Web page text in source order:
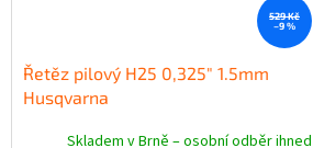
529 Kč
–9 %
Řetěz pilový H25 0,325" 1.5mm
Husqvarna
Skladem v Brně – osobní odběr ihned